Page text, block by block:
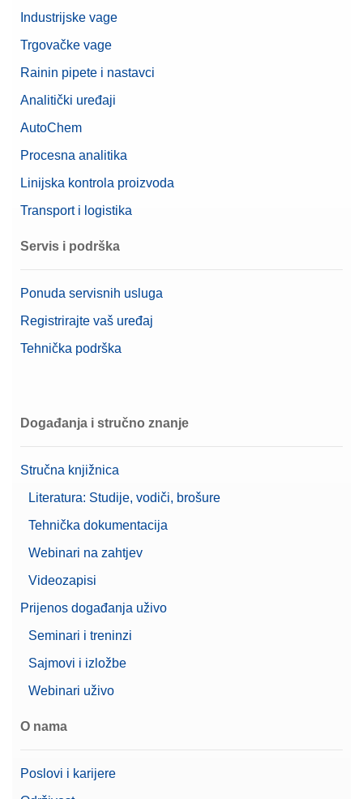
Industrijske vage
Trgovačke vage
Rainin pipete i nastavci
Analitički uređaji
AutoChem
Procesna analitika
Linijska kontrola proizvoda
Transport i logistika
Servis i podrška
Ponuda servisnih usluga
Registrirajte vaš uređaj
Tehnička podrška
Događanja i stručno znanje
Stručna knjižnica
Literatura: Studije, vodiči, brošure
Tehnička dokumentacija
Webinari na zahtjev
Videozapisi
Prijenos događanja uživo
Seminari i treninzi
Sajmovi i izložbe
Webinari uživo
O nama
Poslovi i karijere